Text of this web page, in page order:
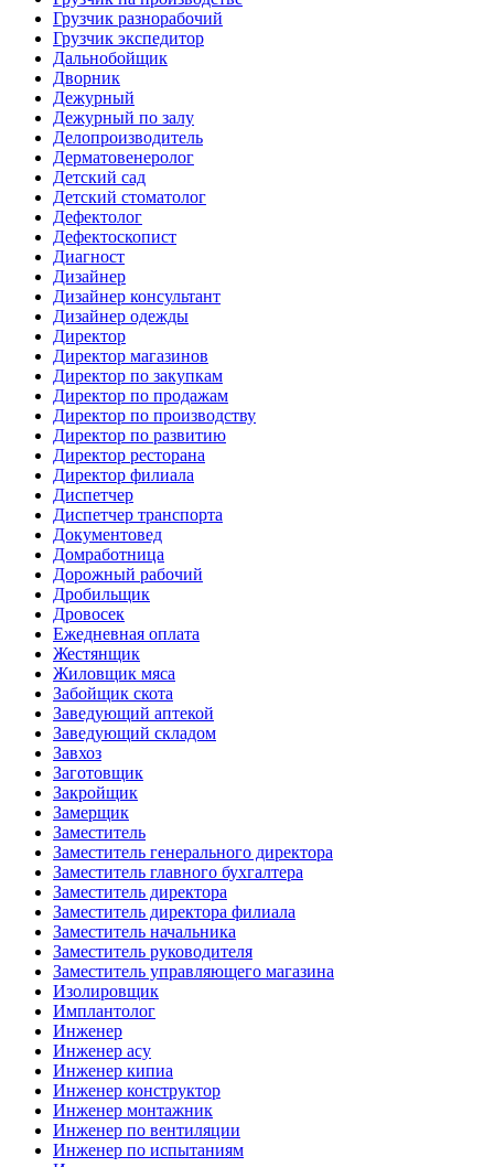
Грузчик разнорабочий
Грузчик экспедитор
Дальнобойщик
Дворник
Дежурный
Дежурный по залу
Делопроизводитель
Дерматовенеролог
Детский сад
Детский стоматолог
Дефектолог
Дефектоскопист
Диагност
Дизайнер
Дизайнер консультант
Дизайнер одежды
Директор
Директор магазинов
Директор по закупкам
Директор по продажам
Директор по производству
Директор по развитию
Директор ресторана
Директор филиала
Диспетчер
Диспетчер транспорта
Документовед
Домработница
Дорожный рабочий
Дробильщик
Дровосек
Ежедневная оплата
Жестянщик
Жиловщик мяса
Забойщик скота
Заведующий аптекой
Заведующий складом
Завхоз
Заготовщик
Закройщик
Замерщик
Заместитель
Заместитель генерального директора
Заместитель главного бухгалтера
Заместитель директора
Заместитель директора филиала
Заместитель начальника
Заместитель руководителя
Заместитель управляющего магазина
Изолировщик
Имплантолог
Инженер
Инженер асу
Инженер кипиа
Инженер конструктор
Инженер монтажник
Инженер по вентиляции
Инженер по испытаниям